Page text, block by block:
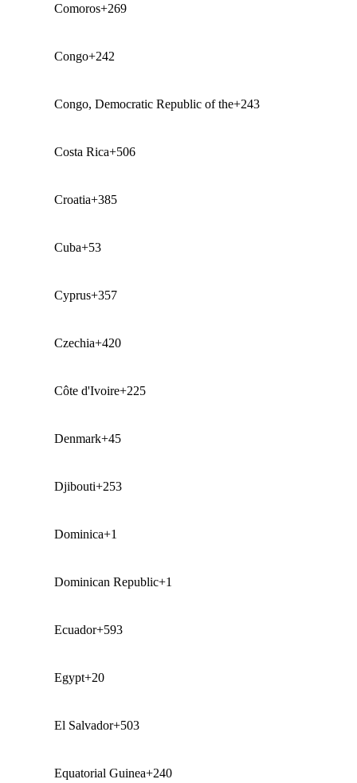
Comoros+269
Congo+242
Congo, Democratic Republic of the+243
Costa Rica+506
Croatia+385
Cuba+53
Cyprus+357
Czechia+420
Côte d'Ivoire+225
Denmark+45
Djibouti+253
Dominica+1
Dominican Republic+1
Ecuador+593
Egypt+20
El Salvador+503
Equatorial Guinea+240